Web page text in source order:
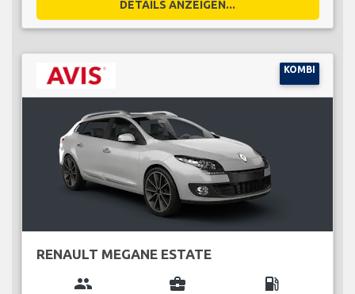
DETAILS ANZEIGEN...
KOMBI
RENAULT MEGANE ESTATE
group business_center local_gas_station